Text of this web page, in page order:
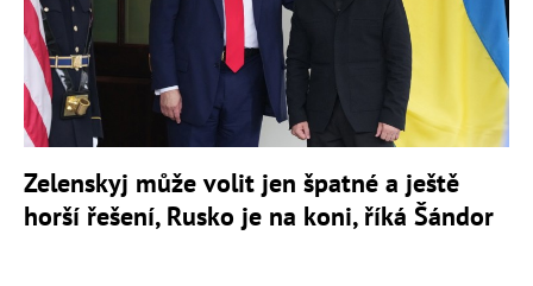
Zelenskyj může volit jen špatné a ještě
horší řešení, Rusko je na koni, říká Šándor